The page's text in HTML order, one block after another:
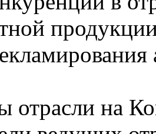
отрасли на